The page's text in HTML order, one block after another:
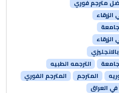
مترجم فوري
الترجمه الطبيه
المترجم
المترجم الفوري
العراق